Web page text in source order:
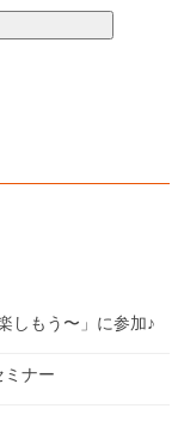
しもう〜」に参加♪
ミナー